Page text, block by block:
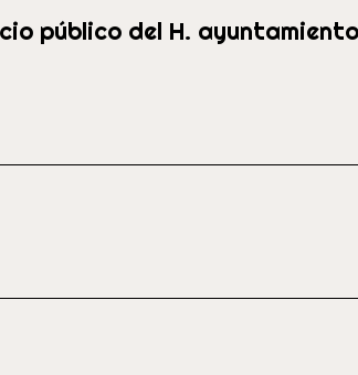
público del H.